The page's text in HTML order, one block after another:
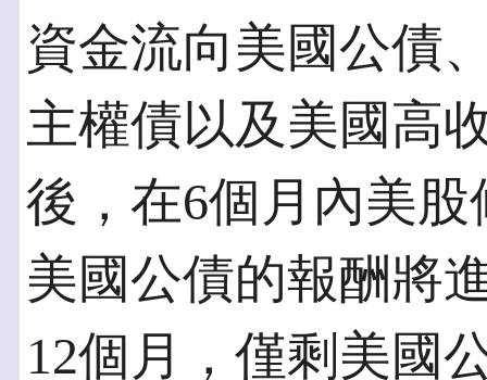
資金流向美國公債
主權債以及美國高
後，在6個月內美
美國公債的報酬將
12個月，僅剩美國